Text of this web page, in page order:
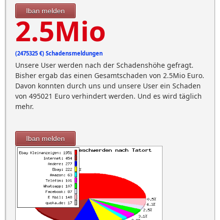
Iban melden
2.5Mio
(2475325 €) Schadensmeldungen
Unsere User werden nach der Schadenshöhe gefragt.
Bisher ergab das einen Gesamtschaden von 2.5Mio Euro.
Davon konnten durch uns und unsere User ein Schaden
von 495021 Euro verhindert werden. Und es wird täglich
mehr.
Iban melden